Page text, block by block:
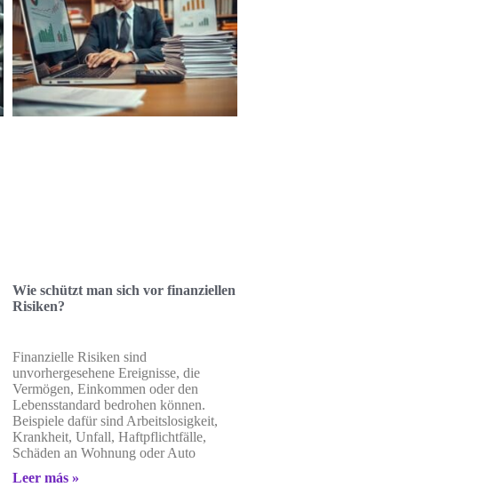
Wie schützt man sich vor finanziellen
Risiken?
Finanzielle Risiken sind
unvorhergesehene Ereignisse, die
Vermögen, Einkommen oder den
Lebensstandard bedrohen können.
Beispiele dafür sind Arbeitslosigkeit,
Krankheit, Unfall, Haftpflichtfälle,
Schäden an Wohnung oder Auto
Leer más »